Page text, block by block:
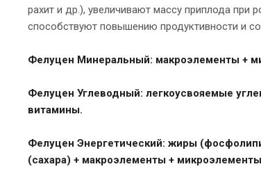
рахит и др.), увеличивают массу приплода при
способствуют повышению продуктивности и
Фелуцен Минеральный: макроэлементы +
Фелуцен Углеводный: легкоусвояемые
витамины.
Фелуцен Энергетический: жиры
(сахара) + макроэлементы +